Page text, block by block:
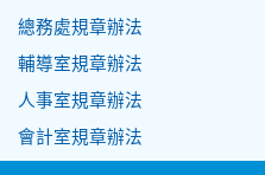
總務處規章辦法
輔導室規章辦法
人事室規章辦法
會計室規章辦法